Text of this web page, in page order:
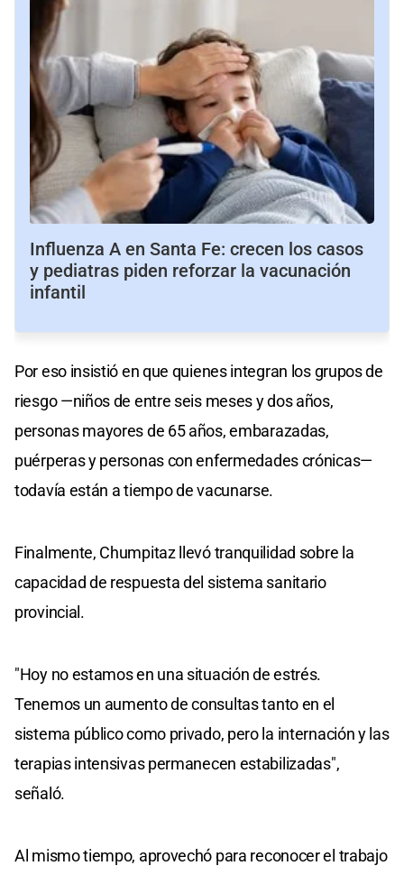
Influenza A en Santa Fe: crecen los casos
y pediatras piden reforzar la vacunación
infantil
Por eso insistió en que quienes integran los grupos de
riesgo —niños de entre seis meses y dos años,
personas mayores de 65 años, embarazadas,
puérperas y personas con enfermedades crónicas—
todavía están a tiempo de vacunarse.
Finalmente, Chumpitaz llevó tranquilidad sobre la
capacidad de respuesta del sistema sanitario
provincial.
"Hoy no estamos en una situación de estrés.
Tenemos un aumento de consultas tanto en el
sistema público como privado, pero la internación y las
terapias intensivas permanecen estabilizadas",
señaló.
Al mismo tiempo, aprovechó para reconocer el trabajo